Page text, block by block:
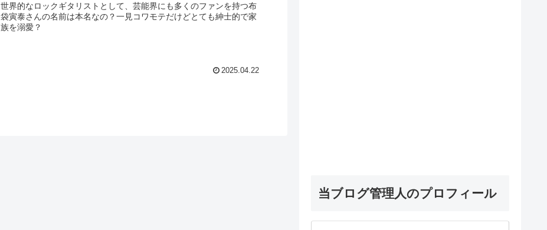
世界的なロックギタリストとして、芸能界にも多くのファンを持つ布
袋寅泰さんの名前は本名なの？一見コワモテだけどとても紳士的で家
族を溺愛？
2025.04.22
当ブログ管理人のプロフィール